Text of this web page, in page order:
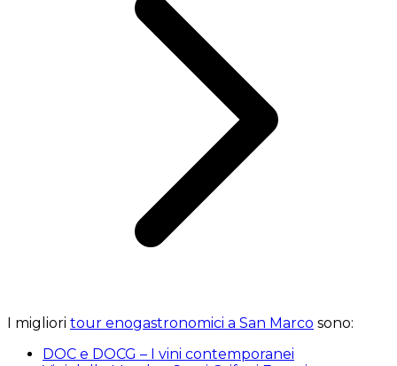
I migliori tour enogastronomici a San Marco sono:
DOC e DOCG – I vini contemporanei